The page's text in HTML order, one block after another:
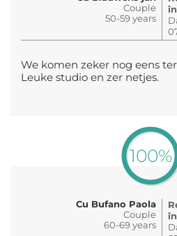
Couple
50-59 years
We komen zeker nog eens
Leuke studio en zer netjes.
100%
Cu Bufano Paola
Couple
60-69 years